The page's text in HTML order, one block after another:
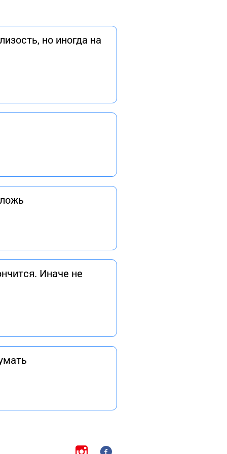
но иногда на
Иначе не